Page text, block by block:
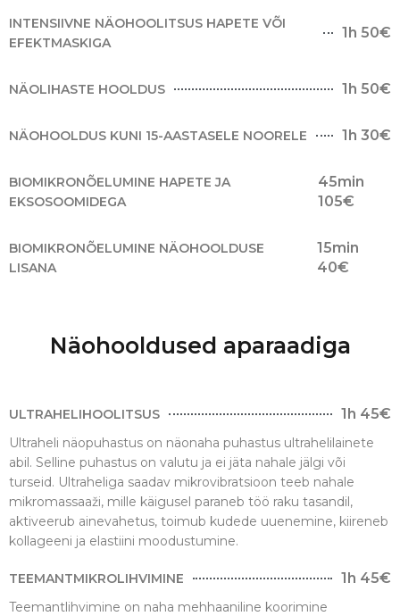
INTENSIIVNE NÄOHOOLITSUS HAPETE VÕI
EFEKTMASKIGA
1h 50€
NÄOLIHASTE HOOLDUS 1h 50€
NÄOHOOLDUS KUNI 15-AASTASELE NOORELE 1h 30€
BIOMIKRONÕELUMINE HAPETE JA
EKSOSOOMIDEGA
45min
105€
BIOMIKRONÕELUMINE NÄOHOOLDUSE
LISANA
15min
40€
Näohooldused aparaadiga
ULTRAHELIHOOLITSUS 1h 45€
Ultraheli näopuhastus on näonaha puhastus ultrahelilainete
abil. Selline puhastus on valutu ja ei jäta nahale jälgi või
turseid. Ultraheliga saadav mikrovibratsioon teeb nahale
mikromassaaži, mille käigusel paraneb töö raku tasandil,
aktiveerub ainevahetus, toimub kudede uuenemine, kiireneb
kollageeni ja elastiini moodustumine.
TEEMANTMIKROLIHVIMINE 1h 45€
Teemantlihvimine on naha mehhaaniline koorimine